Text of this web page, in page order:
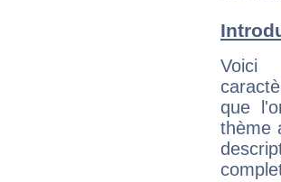
Voici
que
thème